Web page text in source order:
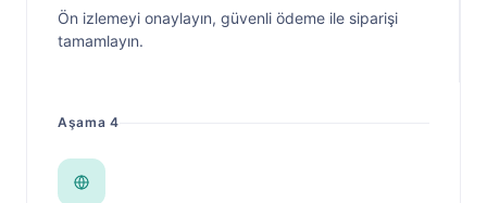
Ön izlemeyi onaylayın, güvenli ödeme ile siparişi
tamamlayın.
Aşama 4